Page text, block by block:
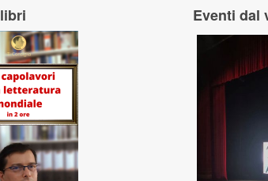
Eventi dal